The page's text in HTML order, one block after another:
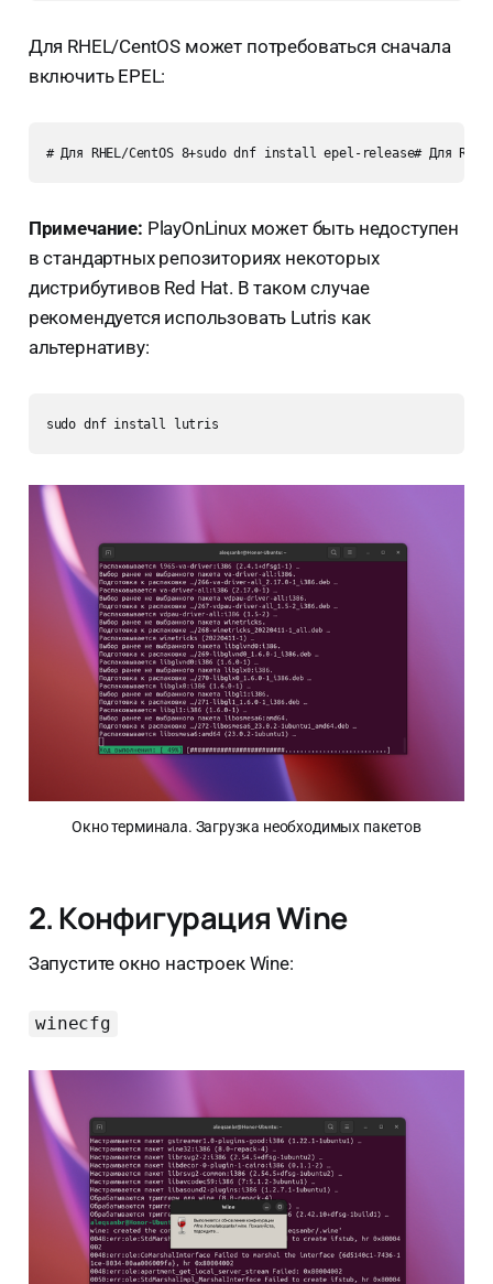
Для RHEL/CentOS может потребоваться сначала
включить EPEL:
# Для RHEL/CentOS 8+sudo dnf install epel-release# Для
Примечание: PlayOnLinux может быть недоступен
в стандартных репозиториях некоторых
дистрибутивов Red Hat. В таком случае
рекомендуется использовать Lutris как
альтернативу:
sudo dnf install lutris
Окно терминала. Загрузка необходимых пакетов
2. Конфигурация Wine
Запустите окно настроек Wine:
winecfg